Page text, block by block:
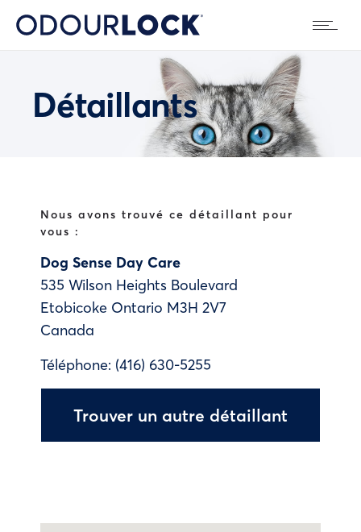
Détaillants
Nous avons trouvé ce détaillant pour
vous :
Dog Sense Day Care
535 Wilson Heights Boulevard
Etobicoke Ontario M3H 2V7
Canada
Téléphone: (416) 630-5255
Trouver un autre détaillant